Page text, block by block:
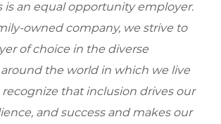
is an equal opportunity employer.
owned company, we strive to
of choice in the diverse
the world in which we live
recognize that inclusion drives our
and success and makes our